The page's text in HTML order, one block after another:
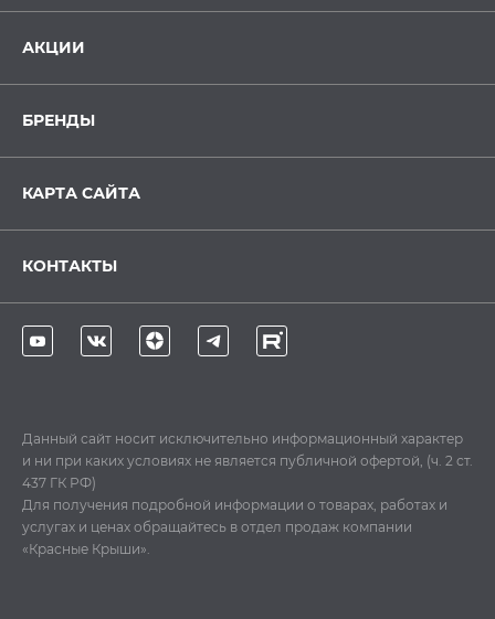
АКЦИИ
БРЕНДЫ
КАРТА САЙТА
КОНТАКТЫ
Данный сайт носит исключительно информационный характер
и ни при каких условиях не является публичной офертой, (ч. 2 ст.
437 ГК РФ)
Для получения подробной информации о товарах, работах и
услугах и ценах обращайтесь в отдел продаж компании
«Красные Крыши».